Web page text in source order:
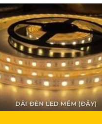
DẢI ĐÈN LED MỀM (ĐẦY)